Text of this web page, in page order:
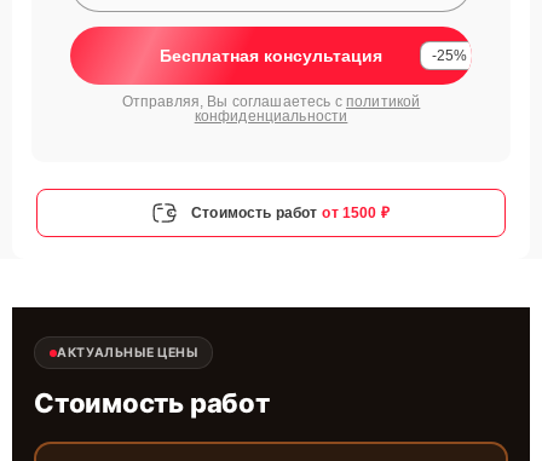
Бесплатная консультация -25%
Отправляя, Вы соглашаетесь с политикой
конфиденциальности
Стоимость работ от 1500 ₽
АКТУАЛЬНЫЕ ЦЕНЫ
Стоимость работ